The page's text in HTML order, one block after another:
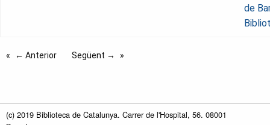
de
← Anterior Següent →
(c) 2019 Biblioteca de Catalunya. Carrer de l'Hospital, 56. 08001